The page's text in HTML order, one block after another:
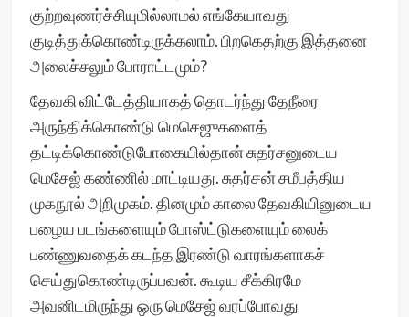
குற்றவுணர்ச்சியுமில்லாமல் எங்கேயாவது
குடித்துக்கொண்டிருக்கலாம். பிறகெதற்கு இத்தனை
அலைச்சலும் போராட்டமும்?
தேவகி விட்டேத்தியாகத் தொடர்ந்து தேநீரை
அருந்திக்கொண்டு மெசெஜுகளைத்
தட்டிக்கொண்டுபோகையில்தான் சுதர்சனுடைய
மெசேஜ் கண்ணில் மாட்டியது. சுதர்சன் சமீபத்திய
முகநூல் அறிமுகம். தினமும் காலை தேவகியினுடைய
பழைய படங்களையும் போஸ்ட்டுகளையும் லைக்
பண்ணுவதைக் கடந்த இரண்டு வாரங்களாகச்
செய்துகொண்டிருப்பவன். கூடிய சீக்கிரமே
அவனிடமிருந்து ஒரு மெசேஜ் வரப்போவது